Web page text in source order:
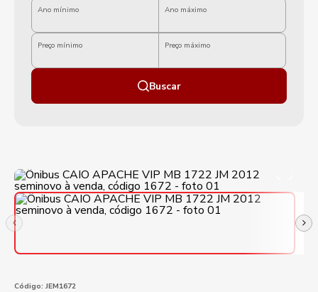
Ano mínimo Ano máximo
Preço mínimo Preço máximo
Buscar
Código: JEM1672